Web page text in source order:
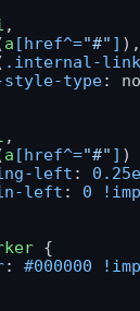
,
a [href^="#" ] ),
.internal-link
type:
,
a [href^="#" ] )
left :
left : 0
{
: #000000